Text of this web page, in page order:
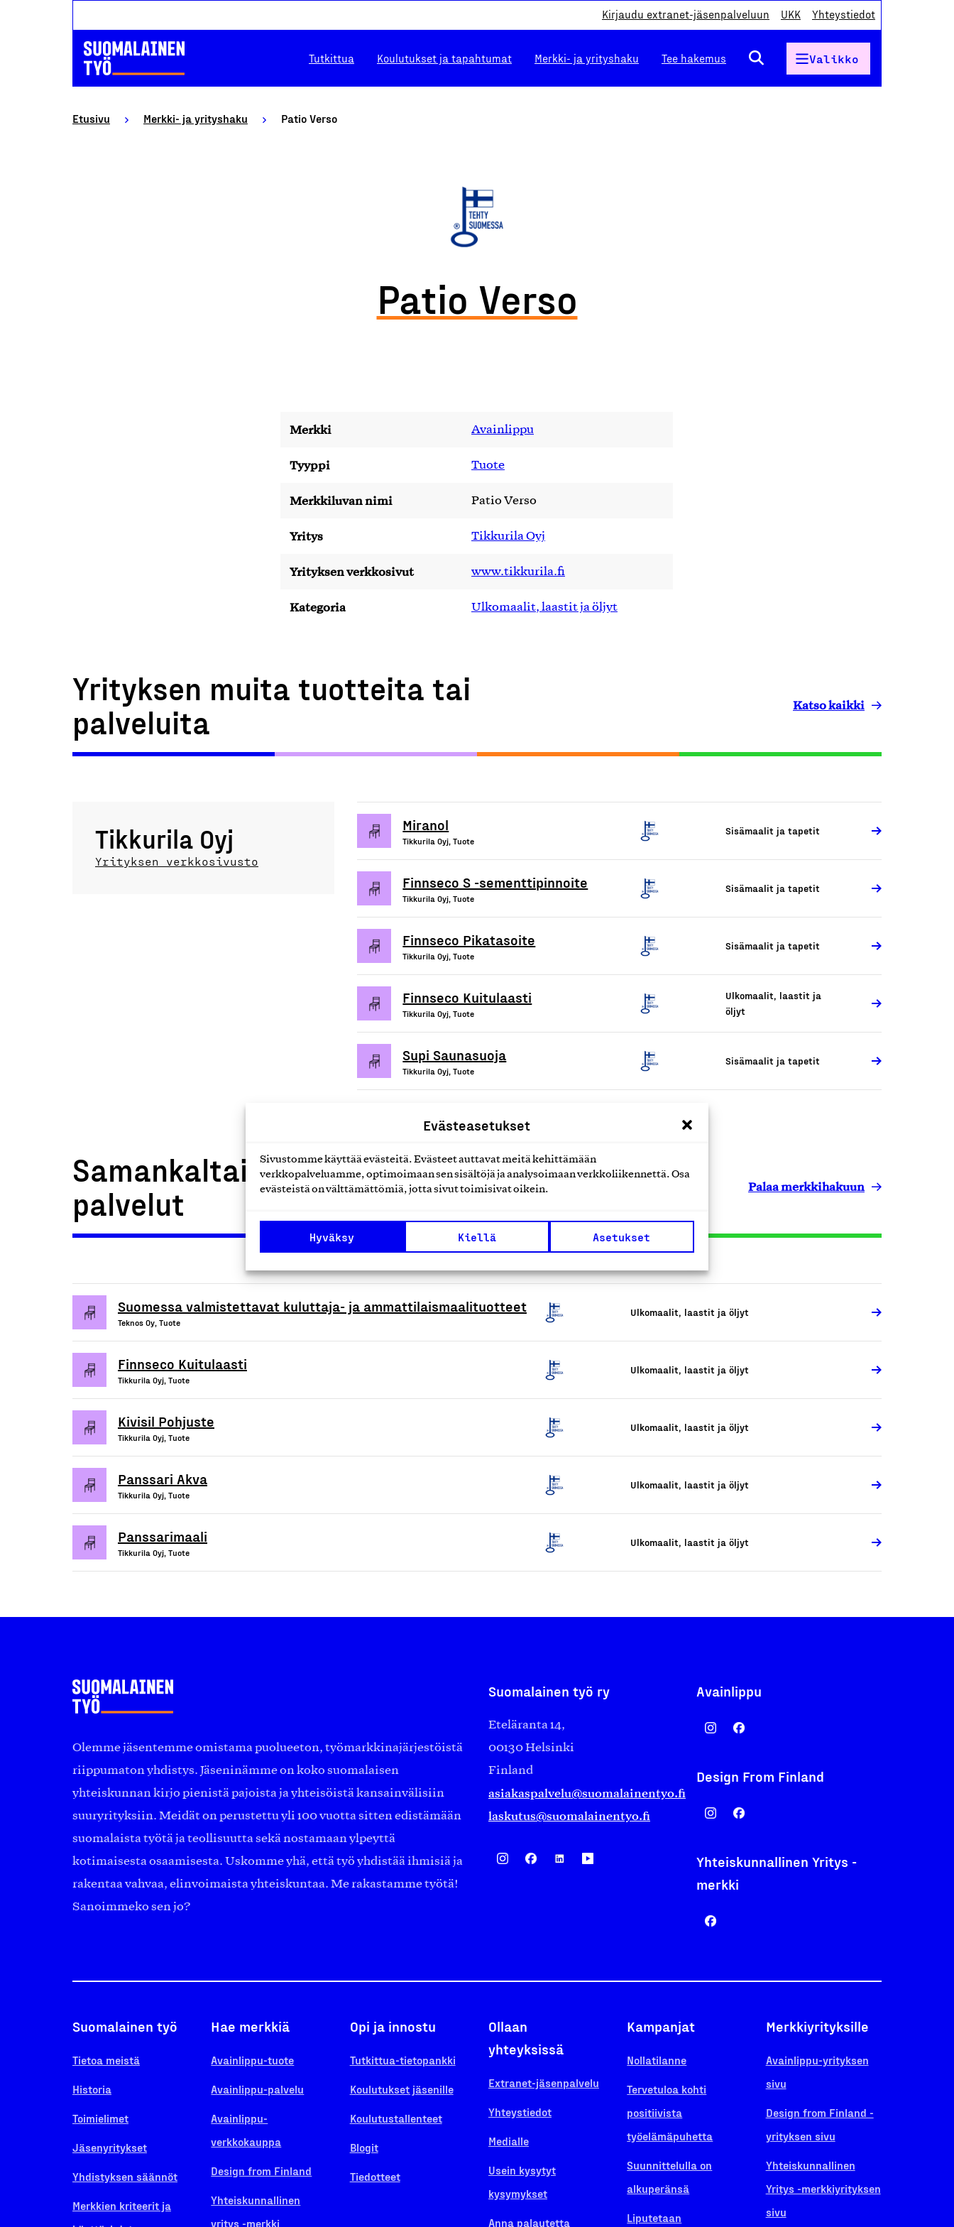
Evästeasetukset
Sivustomme käyttää evästeitä. Evästeet auttavat meitä kehittämään
verkkopalveluamme, optimoimaan sen sisältöjä ja analysoimaan verkkoliikennettä. Osa
evästeistä on välttämättömiä, jotta sivut toimisivat oikein.
Hyväksy Kiellä Asetukset
Kirjaudu extranet-jäsenpalveluun UKK Yhteystiedot
Tutkittua Koulutukset ja tapahtumat Merkki- ja yrityshaku Tee hakemus Valikko
Etusivu Merkki- ja yrityshaku Patio Verso
Patio Verso
Merkki Avainlippu
Tyyppi Tuote
Merkkiluvan nimi Patio Verso
Yritys Tikkurila Oyj
Yrityksen verkkosivut www.tikkurila.fi
Kategoria Ulkomaalit, laastit ja öljyt
Yrityksen muita tuotteita tai
palveluita
Katso kaikki
Tikkurila Oyj
Yrityksen verkkosivusto
Miranol
Tikkurila Oyj, Tuote
Sisämaalit ja tapetit
Finnseco S -sementtipinnoite
Tikkurila Oyj, Tuote
Sisämaalit ja tapetit
Finnseco Pikatasoite
Tikkurila Oyj, Tuote
Sisämaalit ja tapetit
Finnseco Kuitulaasti
Tikkurila Oyj, Tuote
Ulkomaalit, laastit ja
öljyt
Supi Saunasuoja
Tikkurila Oyj, Tuote
Sisämaalit ja tapetit
Samankaltaiset tuotteet tai
palvelut
Palaa merkkihakuun
Suomessa valmistettavat kuluttaja- ja ammattilaismaalituotteet
Teknos Oy, Tuote
Ulkomaalit, laastit ja öljyt
Finnseco Kuitulaasti
Tikkurila Oyj, Tuote
Ulkomaalit, laastit ja öljyt
Kivisil Pohjuste
Tikkurila Oyj, Tuote
Ulkomaalit, laastit ja öljyt
Panssari Akva
Tikkurila Oyj, Tuote
Ulkomaalit, laastit ja öljyt
Panssarimaali
Tikkurila Oyj, Tuote
Ulkomaalit, laastit ja öljyt
Olemme jäsentemme omistama puolueeton, työmarkkinajärjestöistä
riippumaton yhdistys. Jäseninämme on koko suomalaisen
yhteiskunnan kirjo pienistä pajoista ja yhteisöistä kansainvälisiin
suuryrityksiin. Meidät on perustettu yli 100 vuotta sitten edistämään
suomalaista työtä ja teollisuutta sekä nostamaan ylpeyttä
kotimaisesta osaamisesta. Uskomme yhä, että työ yhdistää ihmisiä ja
rakentaa vahvaa, elinvoimaista yhteiskuntaa. Me rakastamme työtä!
Sanoimmeko sen jo?
Suomalainen työ ry
Eteläranta 14,
00130 Helsinki
Finland
asiakaspalvelu@suomalainentyo.fi
laskutus@suomalainentyo.fi
Avainlippu
Design From Finland
Yhteiskunnallinen Yritys -
merkki
Suomalainen työ
Tietoa meistä
Historia
Toimielimet
Jäsenyritykset
Yhdistyksen säännöt
Merkkien kriteerit ja
Hae merkkiä
Avainlippu-tuote
Avainlippu-palvelu
Avainlippu-
verkkokauppa
Design from Finland
Yhteiskunnallinen
yritys -merkki
Opi ja innostu
Tutkittua-tietopankki
Koulutukset jäsenille
Koulutustallenteet
Blogit
Tiedotteet
Ollaan
yhteyksissä
Extranet-jäsenpalvelu
Yhteystiedot
Medialle
Usein kysytyt
kysymykset
Anna palautetta
Kampanjat
Nollatilanne
Tervetuloa kohti
positiivista
työelämäpuhetta
Suunnittelulla on
alkuperänsä
Liputetaan
Merkkiyrityksille
Avainlippu-yrityksen
sivu
Design from Finland -
yrityksen sivu
Yhteiskunnallinen
Yritys -merkkiyrityksen
sivu